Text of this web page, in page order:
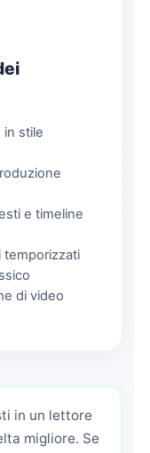
in stile
e timeline
temporizzati
di video
in un lettore
migliore. Se